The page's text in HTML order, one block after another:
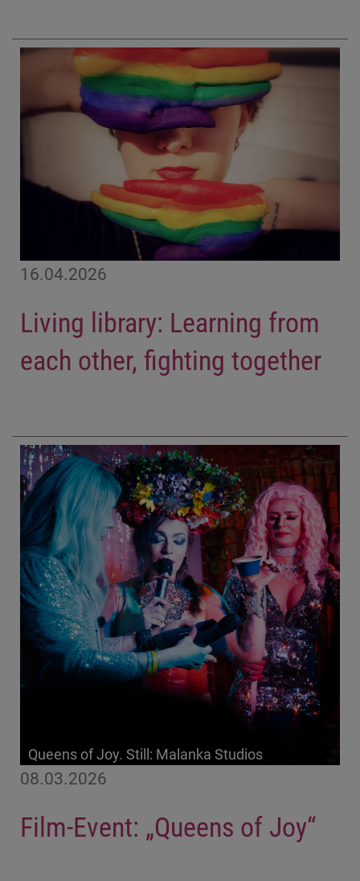
16.04.2026
Living library: Learning from
each other, fighting together
08.03.2026
Film-Event: „Queens of Joy“
Queens of Joy. Still: Malanka Studios